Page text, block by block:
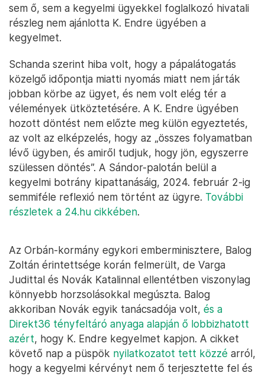
sem ő, sem a kegyelmi ügyekkel foglalkozó hivatali
részleg nem ajánlotta K. Endre ügyében a
kegyelmet.
Schanda szerint hiba volt, hogy a pápalátogatás
közelgő időpontja miatti nyomás miatt nem járták
jobban körbe az ügyet, és nem volt elég tér a
vélemények ütköztetésére. A K. Endre ügyében
hozott döntést nem előzte meg külön egyeztetés,
az volt az elképzelés, hogy az „összes folyamatban
lévő ügyben, és amiről tudjuk, hogy jön, egyszerre
szülessen döntés”. A Sándor-palotán belül a
kegyelmi botrány kipattanásáig, 2024. február 2-ig
semmiféle reflexió nem történt az ügyre. További
részletek a 24.hu cikkében.
Az Orbán-kormány egykori emberminisztere, Balog
Zoltán érintettsége korán felmerült, de Varga
Judittal és Novák Katalinnal ellentétben viszonylag
könnyebb horzsolásokkal megúszta. Balog
akkoriban Novák egyik tanácsadója volt, és a
Direkt36 tényfeltáró anyaga alapján ő lobbizhatott
azért, hogy K. Endre kegyelmet kapjon. A cikket
követő nap a püspök nyilatkozatot tett közzé arról,
hogy a kegyelmi kérvényt nem ő terjesztette fel és